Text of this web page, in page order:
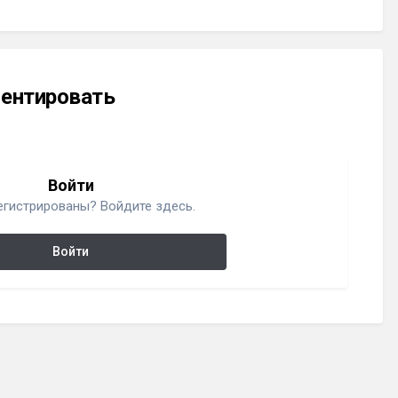
Войти
Войдите здесь.
Войти